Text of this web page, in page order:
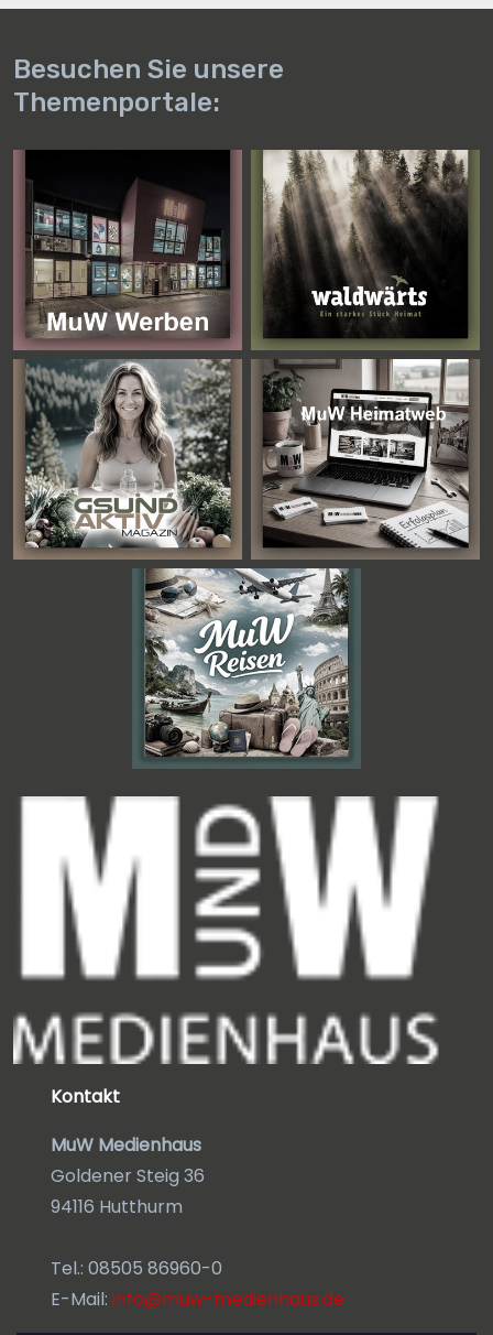
Besuchen Sie unsere
Themenportale:
Kontakt
MuW Medienhaus
Goldener Steig 36
94116 Hutthurm
Tel.: 08505 86960-0
E-Mail: info@muw-medienhaus.de